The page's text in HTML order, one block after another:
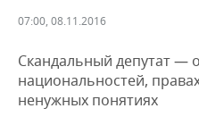
КОРОЛИ ГОСЗАКАЗА
ФИНАНСЫ
НОВОСТИ
ПРОМЫШЛЕННОСТИ
НЕДВИЖИМОСТЬ
07:00, 08.11.2016
Скандальный депутат —
национальностей,
ненужных понятиях